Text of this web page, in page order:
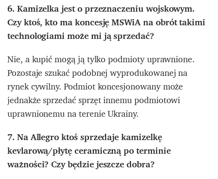
6. Kamizelka jest o przeznaczeniu wojskowym.
Czy ktoś, kto ma koncesję MSWiA na obrót takimi
technologiami może mi ją sprzedać?
Nie, a kupić mogą ją tylko podmioty uprawnione.
Pozostaje szukać podobnej wyprodukowanej na
rynek cywilny. Podmiot koncesjonowany może
jednakże sprzedać sprzęt innemu podmiotowi
uprawnionemu na terenie Ukrainy.
7. Na Allegro ktoś sprzedaje kamizelkę
kevlarową/płytę ceramiczną po terminie
ważności? Czy będzie jeszcze dobra?